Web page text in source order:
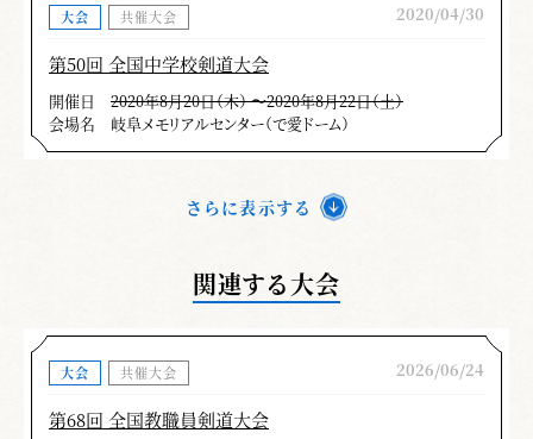
大会 共催大会 2020/04/30
第50回 全国中学校剣道大会
開催日
2020年8月20日（木） 〜2020年8月22日（土）
会場名
岐阜メモリアルセンター（で愛ドーム）
さらに表示する
関連する大会
大会 共催大会 2026/06/24
第68回 全国教職員剣道大会